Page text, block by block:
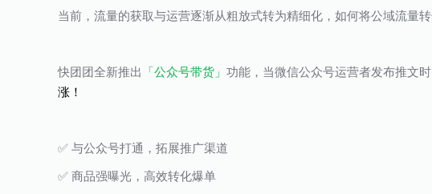
当前，流量的获取与运营逐渐从粗放式转为精细化，如何将公域流量
快团团全新推出 「公众号带货」 功能，当微信公众号运营者发布推文
涨！
✅ 与公众号打通，拓展推广渠道
✅ 商品强曝光，高效转化爆单